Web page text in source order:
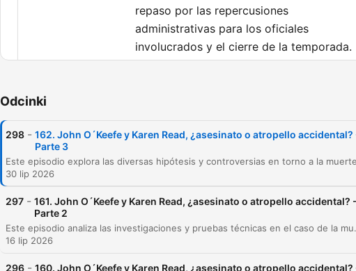
repaso por las repercusiones
administrativas para los oficiales
involucrados y el cierre de la temporada.
Reed
00:01:35 El inicio del juicio y las inconsistencias médicas
00:03:38
encubrimiento
Odcinki
298 - 162. John O´Keefe y Karen Read, ¿asesinato o atropello accidental?
Parte 3
30 lip 2026
297 - 161. John O´Keefe y Karen Read, ¿asesinato o atropello accidental? -
Parte 2
Este episodio analiza las investigaciones y pruebas técnicas en el caso de la muerte de John O'Keefe,
16 lip 2026
296 - 160. John O´Keefe y Karen Read, ¿asesinato o atropello accidental?